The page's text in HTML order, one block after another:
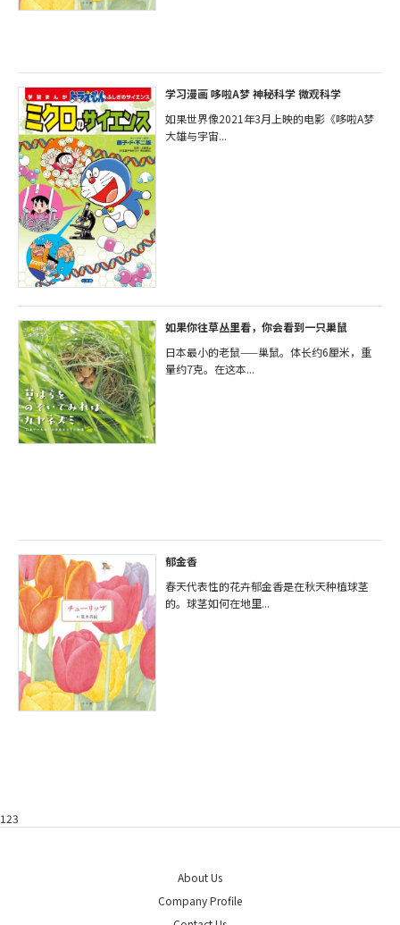
学习漫画 哆啦A梦 神秘科学 微观科学
如果世界像2021年3月上映的电影《哆啦A梦
大雄与宇宙...
如果你往草丛里看，你会看到一只巢鼠
日本最小的老鼠——巢鼠。体长约6厘米，重
量约7克。在这本...
郁金香
春天代表性的花卉郁金香是在秋天种植球茎
的。球茎如何在地里...
123
About Us
Company Profile